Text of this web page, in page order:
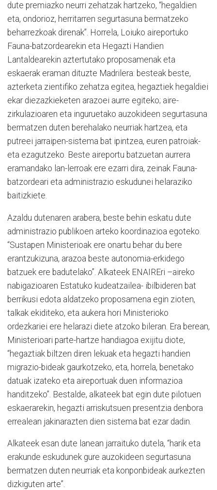
dute premiazko neurri zehatzak hartzeko, “hegaldien
eta, ondorioz, herritarren segurtasuna bermatzeko
beharrezkoak direnak”. Horrela, Loiuko aireportuko
Fauna-batzordearekin eta Hegazti Handien
Lantaldearekin aztertutako proposamenak eta
eskaerak eraman dituzte Madrilera: besteak beste,
azterketa zientifiko zehatza egitea, hegaztiek hegaldiei
ekar diezazkieketen arazoei aurre egiteko; aire-
zirkulazioaren eta inguruetako auzokideen segurtasuna
bermatzen duten berehalako neurriak hartzea, eta
putreei jarraipen-sistema bat ipintzea, euren patroiak-
eta ezagutzeko. Beste aireportu batzuetan aurrera
eramandako lan-lerroak ere ezarri dira, zeinak Fauna-
batzordeari eta administrazio eskudunei helaraziko
baitizkiete.
Azaldu dutenaren arabera, beste behin eskatu dute
administrazio publikoen arteko koordinazioa egoteko.
“Sustapen Ministerioak ere onartu behar du bere
erantzukizuna, arazoa beste autonomia-erkidego
batzuek ere badutelako”. Alkateek ENAIREri –aireko
nabigazioaren Estatuko kudeatzailea- ibilbideren bat
berrikusi edota aldatzeko proposamena egin zioten,
talkak ekiditeko, eta aukera hori Ministerioko
ordezkariei ere helarazi diete atzoko bileran. Era berean,
Ministerioari parte-hartze handiagoa exijitu diote,
“hegaztiak biltzen diren lekuak eta hegazti handien
migrazio-bideak gaurkotzeko, eta, horrela, benetako
datuak izateko eta aireportuak duen informazioa
handitzeko”. Bestalde, alkateek bat egin dute pilotuen
eskaerarekin, hegazti arriskutsuen presentzia denbora
errealean jakinarazten dien sistema bat ezar dadin.
Alkateek esan dute lanean jarraituko dutela, “harik eta
erakunde eskudunek gure auzokideen segurtasuna
bermatzen duten neurriak eta konponbideak aurkezten
dizkiguten arte”.